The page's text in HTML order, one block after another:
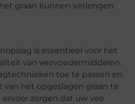
graan kunnen verlengen.
is essentieel voor het
van veevoedermiddelen.
toe te passen en
van het opgeslagen graan te
zorgen dat uw vee